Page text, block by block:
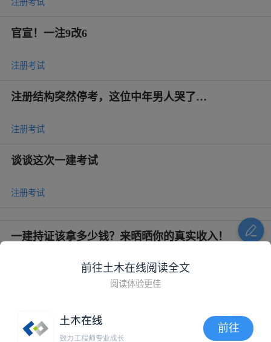
注册考试
官宣！一注9改6
注册考试
注册结构突然停考，这位中年男人哭了…
注册考试
谈谈这次一建考试
注册考试
一建持证该拿多少钱？来晒晒你的真实收入！
注册考试
前往土木在线阅读全文
阅读体验更佳
前往